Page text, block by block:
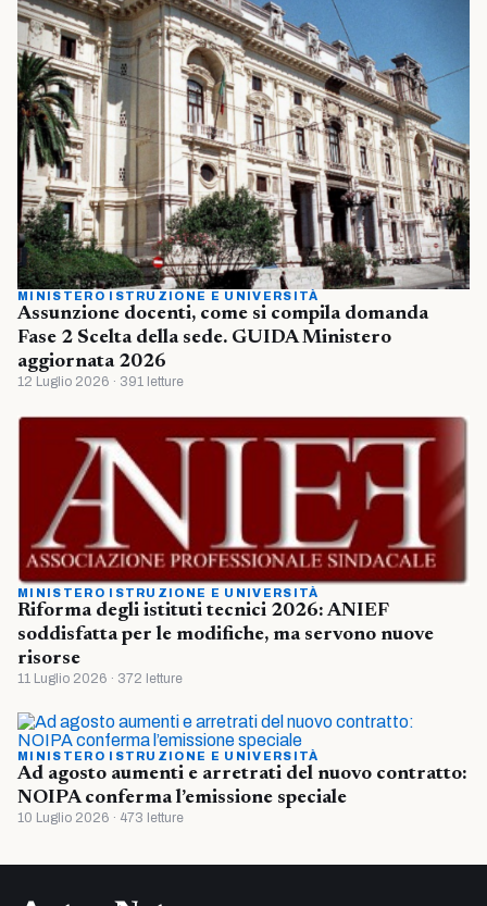
MINISTERO ISTRUZIONE E UNIVERSITÀ
Assunzione docenti, come si compila domanda
Fase 2 Scelta della sede. GUIDA Ministero
aggiornata 2026
12 Luglio 2026 · 391 letture
MINISTERO ISTRUZIONE E UNIVERSITÀ
Riforma degli istituti tecnici 2026: ANIEF
soddisfatta per le modifiche, ma servono nuove
risorse
11 Luglio 2026 · 372 letture
MINISTERO ISTRUZIONE E UNIVERSITÀ
Ad agosto aumenti e arretrati del nuovo contratto:
NOIPA conferma l’emissione speciale
10 Luglio 2026 · 473 letture